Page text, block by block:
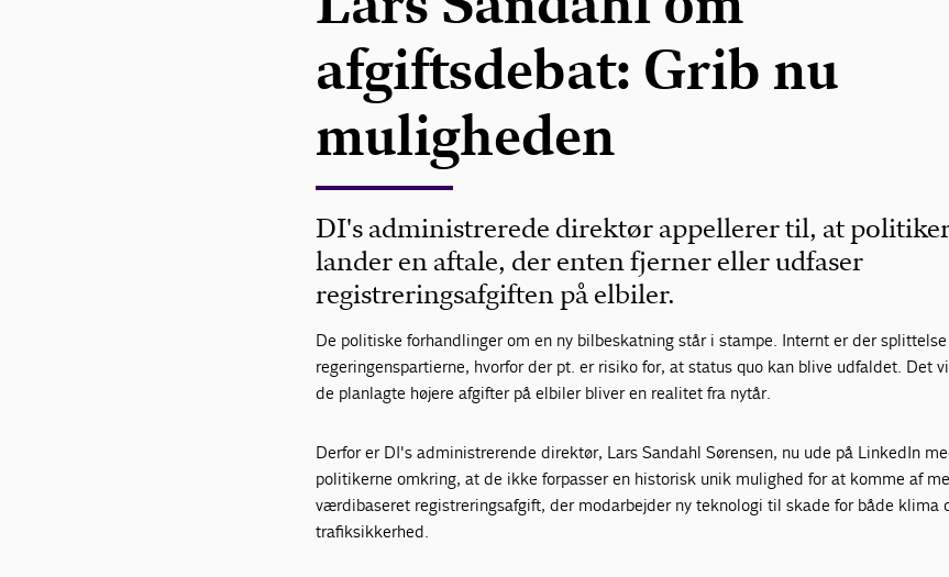
afgiftsdebat: Grib nu
muligheden
DI's administrerede direktør appellerer til, at
lander en aftale, der enten fjerner eller udfaser
registreringsafgiften på elbiler.
De politiske forhandlinger om en ny bilbeskatning står i stampe. Internt er der
regeringenspartierne, hvorfor der pt. er risiko for, at status quo kan blive udfaldet. Det
de planlagte højere afgifter på elbiler bliver en realitet fra nytår.
Derfor er DI's administrerende direktør, Lars Sandahl Sørensen, nu ude på LinkedIn
politikerne omkring, at de ikke forpasser en historisk unik mulighed for at komme af
værdibaseret registreringsafgift, der modarbejder ny teknologi til skade for både klima
trafiksikkerhed.